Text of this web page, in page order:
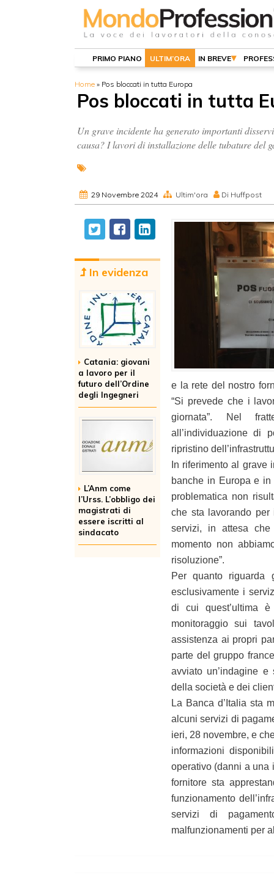
PRIMO PIANO ULTIM’ORA IN BREVE
Home » Pos bloccati in tutta Europa
Pos bloccati in tutta
Un grave incidente ha generato importanti
causa? I lavori di installazione delle tubature del
29 Novembre 2024 Ultim'ora Di Huffpost
In evidenza
Catania: giovani
a lavoro per il
futuro dell’Ordine
degli Ingegneri
L’Anm come
l’Urss. L’obbligo dei
magistrati di
essere iscritti al
sindacato
e la rete del nostro
“Si prevede che i
giornata”. Nel
all’individuazione di
ripristino
In riferimento al grave
banche in Europa e
problematica non
che sta lavorando per
servizi, in attesa che
momento non
risoluzione”.
Per quanto riguarda
esclusivamente i
di cui quest’ultima è
monitoraggio sui
assistenza ai propri
parte del gruppo
avviato un’indagine
della società e dei
La Banca d’Italia sta
alcuni servizi di
ieri, 28 novembre, e
informazioni
operativo (danni a una
fornitore sta
funzionamento
servizi di
malfunzionamenti per